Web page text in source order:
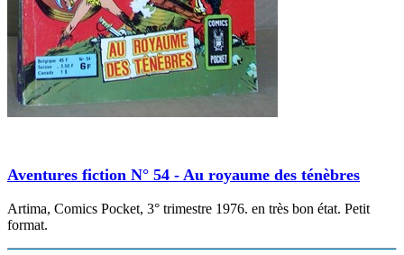
Aventures fiction N° 54 - Au royaume des ténèbres
Artima, Comics Pocket, 3° trimestre 1976. en très bon état. Petit
format.